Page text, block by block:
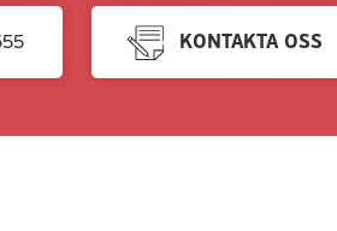
KONTAKTA OSS